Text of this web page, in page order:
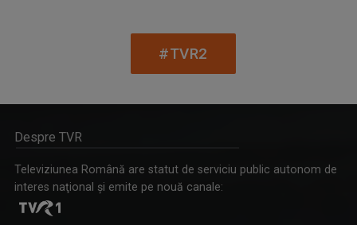
Aventură, întâlniri neaşteptate şi comori ...
#TVR2
Despre TVR
Televiziunea Română are statut de serviciu public autonom de
interes naţional şi emite pe nouă canale: